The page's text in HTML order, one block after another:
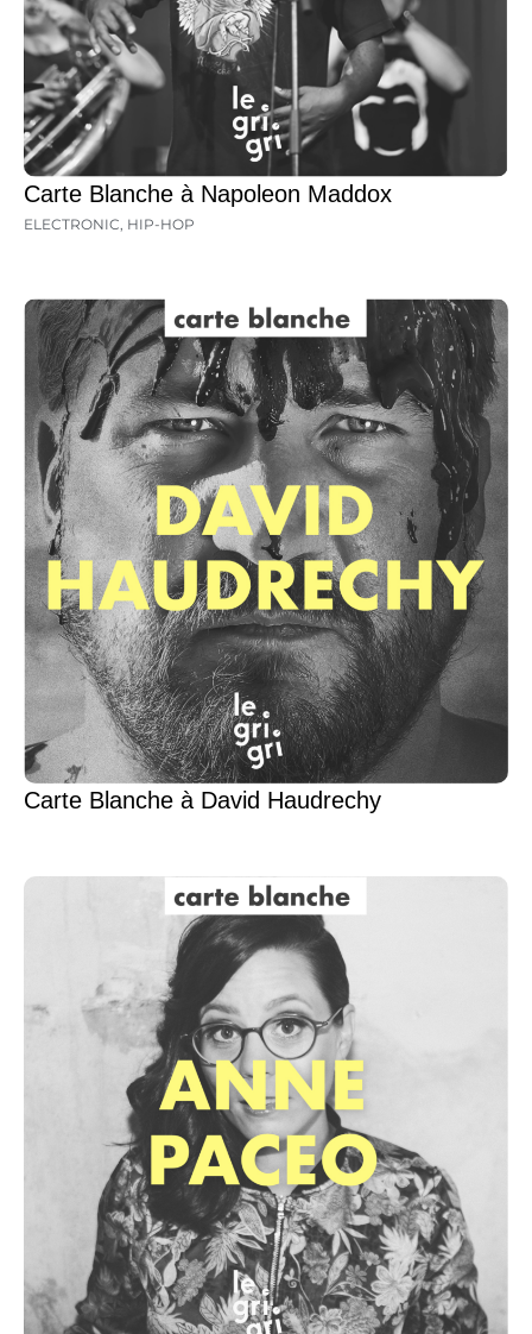
Carte Blanche à Napoleon Maddox
ELECTRONIC, HIP-HOP
Carte Blanche à David Haudrechy